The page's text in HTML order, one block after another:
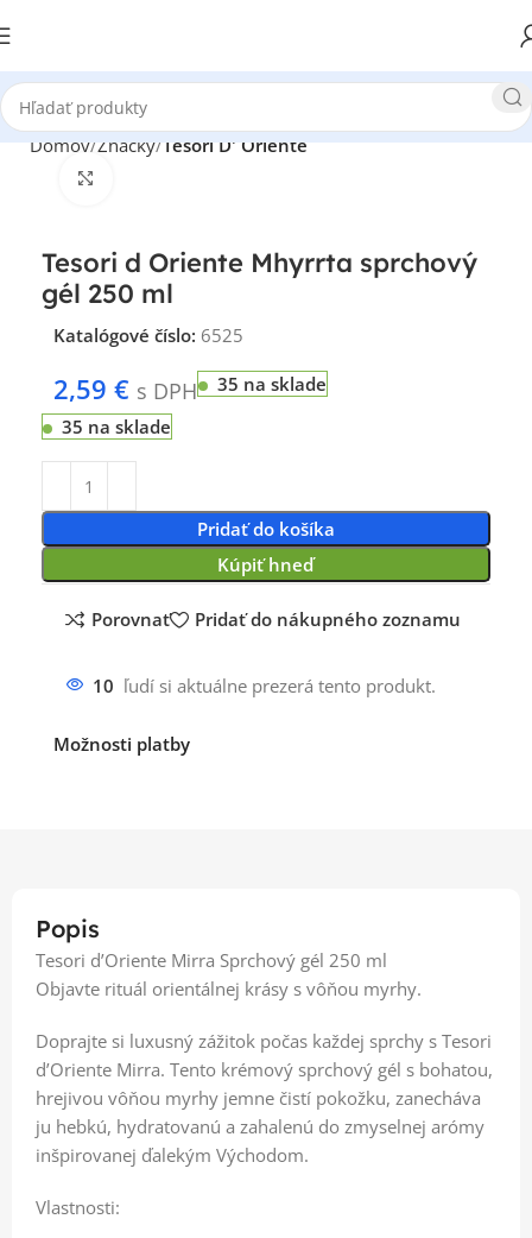
Domov Značky Tesori D' Oriente
Tesori d Oriente Mhyrrta sprchový
gél 250 ml
Katalógové číslo: 6525
2,59 € s DPH
35 na sklade
35 na sklade
Pridať do košíka
Kúpiť hneď
Porovnať Pridať do nákupného zoznamu
10 ľudí si aktuálne prezerá tento produkt.
Možnosti platby
Popis
Tesori d’Oriente Mirra Sprchový gél 250 ml
Objavte rituál orientálnej krásy s vôňou myrhy.
Doprajte si luxusný zážitok počas každej sprchy s Tesori
d’Oriente Mirra. Tento krémový sprchový gél s bohatou,
hrejivou vôňou myrhy jemne čistí pokožku, zanecháva
ju hebkú, hydratovanú a zahalenú do zmyselnej arómy
inšpirovanej ďalekým Východom.
Vlastnosti: